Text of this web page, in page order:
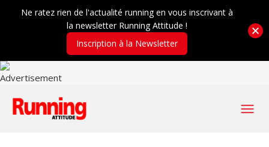
Ne ratez rien de l'actualité running en vous inscrivant à
la newsletter Running Attitude !
Inscription à la Newsletter